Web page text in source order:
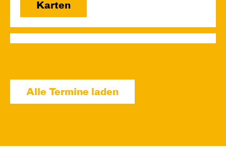
Karten
1984 – Dystopie 2.0
von Kim Langner — nach dem Roman von
Alle Termine laden